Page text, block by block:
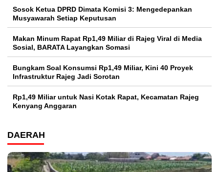
Sosok Ketua DPRD Dimata Komisi 3: Mengedepankan
Musyawarah Setiap Keputusan
Makan Minum Rapat Rp1,49 Miliar di Rajeg Viral di Media
Sosial, BARATA Layangkan Somasi
Bungkam Soal Konsumsi Rp1,49 Miliar, Kini 40 Proyek
Infrastruktur Rajeg Jadi Sorotan
Rp1,49 Miliar untuk Nasi Kotak Rapat, Kecamatan Rajeg
Kenyang Anggaran
DAERAH